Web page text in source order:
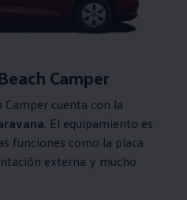
Camper
cuenta con la
. El equipamiento es
funciones como la placa
externa y mucho